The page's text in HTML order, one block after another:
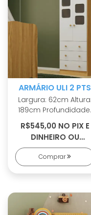
ARMÁRIO ULI 2 PTS
Largura: 62cm Altura:
189cm Profundidade:
42cm 100% MDF
Cabideiro metálico
Puxadores em ABS 2
opções de rodapé
Corrediças
telescópicas Portas
Sistema
antitombamento
R$545,00 NO PIX E
DINHEIRO OU
R$584,00 EM 5X S/
JUROS
Comprar